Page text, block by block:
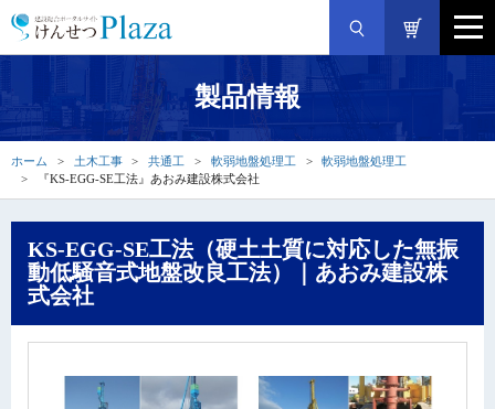
製品情報
ホーム 土木工事 共通工 軟弱地盤処理工
軟弱地盤処理工
『KS-EGG-SE工法』あおみ建設株式会社
KS-EGG-SE工法（硬土土質に対応した無振
動低騒音式地盤改良工法）｜あおみ建設株
式会社